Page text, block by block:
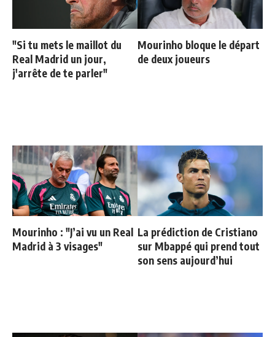
"Si tu mets le maillot du
Real Madrid un jour,
j'arrête de te parler"
Mourinho bloque le départ
de deux joueurs
Mourinho : "J’ai vu un Real
Madrid à 3 visages"
La prédiction de Cristiano
sur Mbappé qui prend tout
son sens aujourd’hui